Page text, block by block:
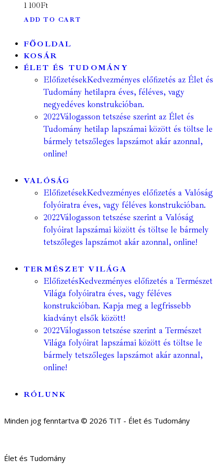
1 100Ft
ADD TO CART
FŐOLDAL
KOSÁR
ÉLET ÉS TUDOMÁNY
ElőfizetésekKedvezményes előfizetés az Élet és
Tudomány hetilapra éves, féléves, vagy
negyedéves konstrukcióban.
2022Válogasson tetszése szerint az Élet és
Tudomány hetilap lapszámai között és töltse le
bármely tetszőleges lapszámot akár azonnal,
online!
VALÓSÁG
ElőfizetésekKedvezményes előfizetés a Valóság
folyóiratra éves, vagy féléves konstrukcióban.
2022Válogasson tetszése szerint a Valóság
folyóirat lapszámai között és töltse le bármely
tetszőleges lapszámot akár azonnal, online!
TERMÉSZET VILÁGA
ElőfizetésKedvezményes előfizetés a Természet
Világa folyóiratra éves, vagy féléves
konstrukcióban. Kapja meg a legfrissebb
kiadványt elsők között!
2022Válogasson tetszése szerint a Természet
Világa folyóirat lapszámai között és töltse le
bármely tetszőleges lapszámot akár azonnal,
online!
RÓLUNK
Minden jog fenntartva © 2026 TIT - Élet és Tudomány
Élet és Tudomány